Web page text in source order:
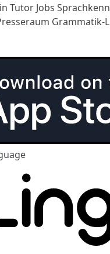
Tutor Jobs
Grammatik-